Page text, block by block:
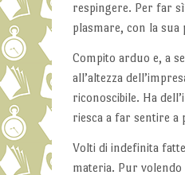
respingere. Per far
plasmare, con la sua
Compito arduo e, a
all’altezza
riconoscibile. Ha
riesca a far sentire a
Volti di indefinita
materia. Pur